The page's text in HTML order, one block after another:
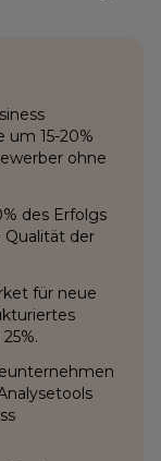
um 15-20%
ohne
des Erfolgs
Qualität der
für neue